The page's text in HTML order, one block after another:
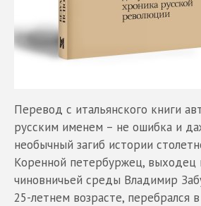
Перевод с итальянского книги
русским именем – не ошибка и
необычный загиб истории
Коренной петербуржец, выходец
чиновничьей среды Владимир
25-летнем возрасте, перебрался